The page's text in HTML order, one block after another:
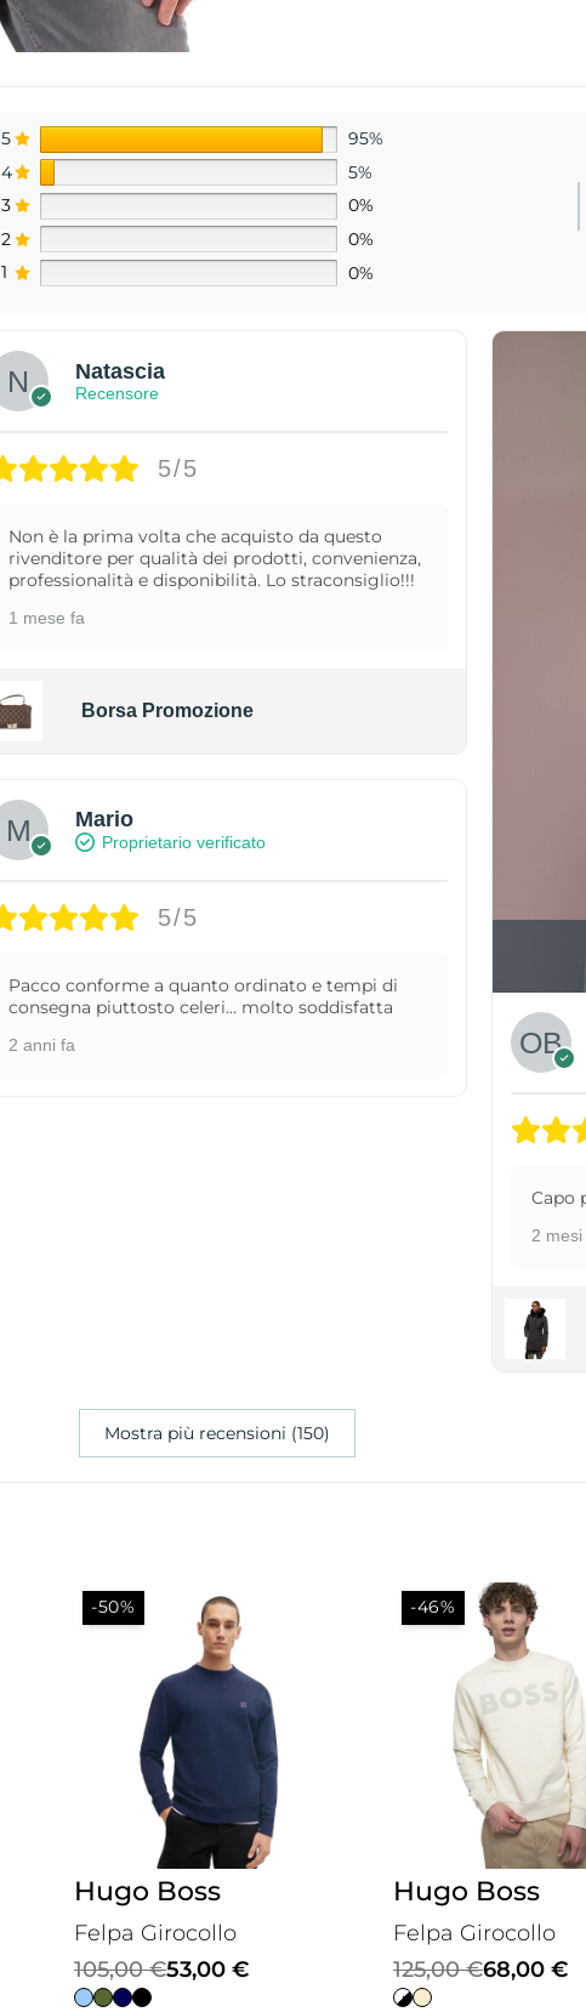
5
95%
4
5%
3
0%
2
0%
1
0%
Natascia
Recensore
5/5
Non è la prima volta che acquisto da questo
rivenditore per qualità dei prodotti, convenienza,
professionalità e disponibilità. Lo straconsiglio!!!
1 mese fa
Borsa Promozione
Mario
Proprietario verificato
5/5
Pacco conforme a quanto ordinato e tempi di
consegna piuttosto celeri... molto soddisfatta
2 anni fa
Capo
2 mesi
Mostra più recensioni (150)
-50%
Hugo Boss
Felpa Girocollo
105,00€
Il
prezzo
53,00 €
Il
prezzo
-46%
Hugo Boss
Felpa Girocollo
125,00€
Il
prezzo
68,00 €
Il
prezzo